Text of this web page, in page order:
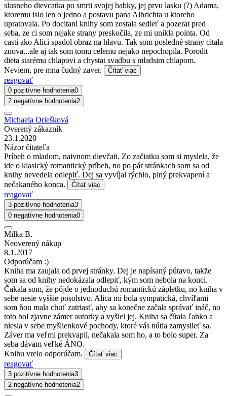
slusneho dievcatka po smrti svojej babky, jej prvu lasku (?) Adama,
ktoremu islo len o jedno a postavu pana Albrichta u ktoreho
upratovala. Po docitani knihy som zostala sedieť a pozerat pred
seba, ze ci som nejake strany preskočila, ze mi unikla pointa. Od
casti ako Alici spadol obraz na hlavu. Tak som posledné strany citala
znova...ale aj tak som tomu celemu nejako nepochopila. Porodit
dieta starému chlapovi a chystat svadbu s mladsim chlapom.
Neviem, pre mna čudný zaver.
Čítať viac
reagovať
0 pozitívne hodnotenia0
2 negatívne hodnotenia2
Michaela Oriešková
Overený zákazník
23.1.2020
Názor čitateľa
Príbeh o mladom, naivnom dievčati. Zo začiatku som si myslela, že
ide o klasický romantický príbeh, no po pár stránkach som sa od
knihy nevedela odlepiť. Dej sa vyvíjal rýchlo, plný prekvapení a
nečakaného konca.
Čítať viac
reagovať
3 pozitívne hodnotenia3
0 negatívne hodnotenia0
Milka B.
Neoverený nákup
8.1.2017
Odporúčam :)
Kniha ma zaujala od prvej stránky. Dej je napísaný pútavo, takže
som sa od knihy nedokázala odlepiť, kým som nebola na konci.
Čakala som, že pôjde o jednoduchú romantickú zápletku, no kniha v
sebe nesie vyššie posolstvo. Alica mi bola sympatická, chvíľami
som ňou mala chuť zatriasť, aby sa konečne začala správať ináč, no
toto bol zjavne zámer autorky a vyšiel jej. Kniha sa čítala ľahko a
niesla v sebe myšlienkové pochody, ktoré vás nútia zamyslieť sa.
Záver ma veľmi prekvapil, nečakala som ho, a to bolo super. Za
seba dávam veľké ÁNO.
Knihu vrelo odporúčam.
Čítať viac
reagovať
3 pozitívne hodnotenia3
2 negatívne hodnotenia2